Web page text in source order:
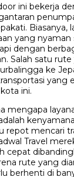
ini bekerja
Biasanya,
yang
dengan
Salah satu
ke
yang
ini.
mengapa
repot mencari
Travel
cepat
rute yang
berhenti di